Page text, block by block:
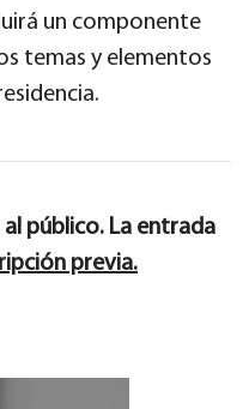
un componente
temas y elementos
público. La entrada
previa.